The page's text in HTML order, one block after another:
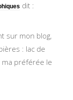
dit :
sur mon blog,
: lac de
ma préférée le